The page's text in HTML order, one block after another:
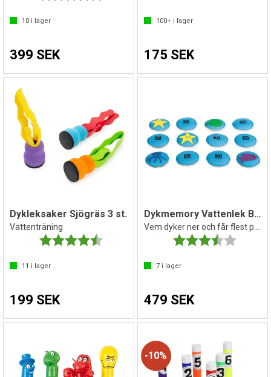
10 i lager
399 SEK
100+i lager
175 SEK
Dykleksaker Sjögräs 3 st.
Vattenträning
Betyg:
4.5 utav 5 stjärnor
11 i lager
199 SEK
Dykmemory Vattenlek BS Toys
Betyg:
7i lager
479 SEK
10%